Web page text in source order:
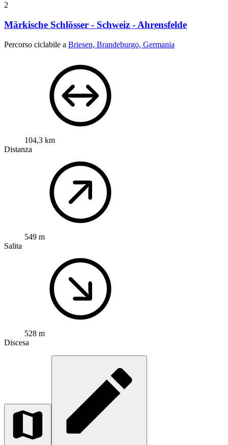
2
Märkische Schlösser - Schweiz - Ahrensfelde
Percorso ciclabile a Briesen, Brandeburgo, Germania
104,3 km
Distanza
549 m
Salita
528 m
Discesa